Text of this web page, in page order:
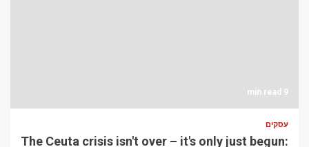
9 min read
עסקים
The Ceuta crisis isn't over – it's only just begun: